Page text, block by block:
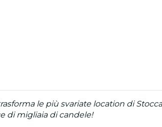
le più svariate location di
di migliaia di candele!